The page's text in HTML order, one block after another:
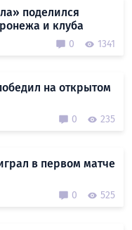
поделился
и клуба
0 1341
на открытом
0 235
в первом матче
0 525